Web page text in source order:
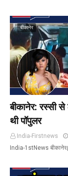
बीकानेर
बीकानेर: रस्सी
थी पॉपुलर
India-Firstnews
India-1stNews